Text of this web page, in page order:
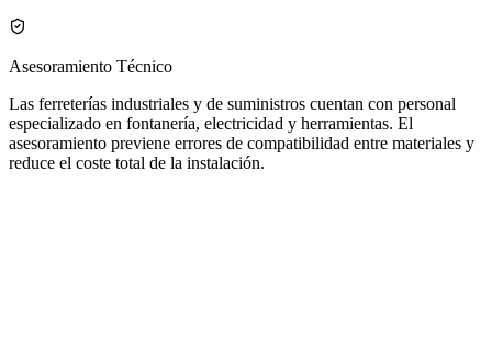
Asesoramiento Técnico
Las ferreterías industriales y de suministros cuentan con personal
especializado en fontanería, electricidad y herramientas. El
asesoramiento previene errores de compatibilidad entre materiales y
reduce el coste total de la instalación.